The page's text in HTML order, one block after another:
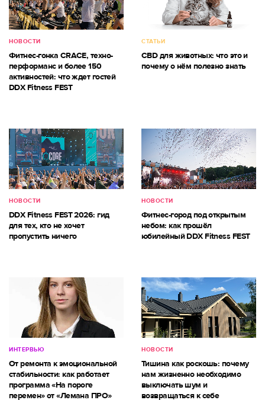
НОВОСТИ
Фитнес-гонка CRACE, техно-
перформанс и более 150
активностей: что ждет гостей
DDX Fitness FEST
СТАТЬИ
CBD для животных: что это и
почему о нём полезно знать
НОВОСТИ
DDX Fitness FEST 2026: гид
для тех, кто не хочет
пропустить ничего
НОВОСТИ
Фитнес-город под открытым
небом: как прошёл
юбилейный DDX Fitness FEST
ИНТЕРВЬЮ
От ремонта к эмоциональной
стабильности: как работает
программа «На пороге
перемен» от «Лемана ПРО»
НОВОСТИ
Тишина как роскошь: почему
нам жизненно необходимо
выключать шум и
возвращаться к себе